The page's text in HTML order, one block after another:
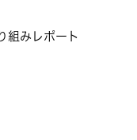
組みレポート